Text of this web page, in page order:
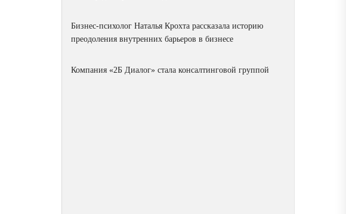
Бизнес-психолог Наталья Крохта рассказала историю
преодоления внутренних барьеров в бизнесе
Компания «2Б Диалог» стала консалтинговой группой